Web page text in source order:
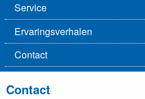
Service
Ervaringsverhalen
Contact
Contact